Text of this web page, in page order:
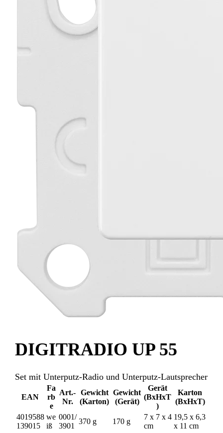
DIGITRADIO UP 55
Set mit Unterputz-Radio und Unterputz-Lautsprecher
EAN
Fa
rb
e
Art.-
Nr.
Gewicht
(Karton)
Gewicht
(Gerät)
Gerät
(BxHxT
)
Karton
(BxHxT)
4019588
139015
we
iß
0001/
3901
370 g 170 g
7 x 7 x 4
cm
19,5 x 6,3
x 11 cm